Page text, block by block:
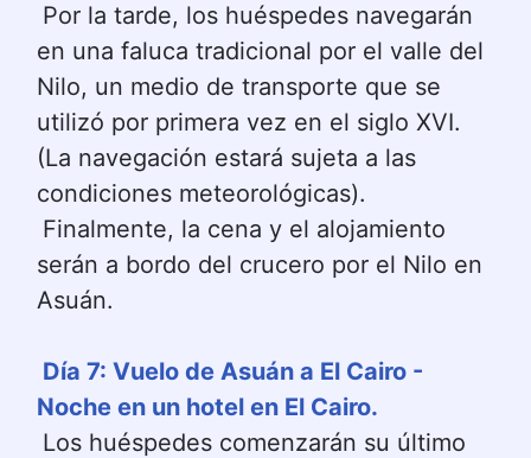
Por la tarde, los huéspedes navegarán
en una faluca tradicional por el valle del
Nilo, un medio de transporte que se
utilizó por primera vez en el siglo XVI.
(La navegación estará sujeta a las
condiciones meteorológicas).
Finalmente, la cena y el alojamiento
serán a bordo del crucero por el Nilo en
Asuán.
Día 7: Vuelo de Asuán a El Cairo -
Noche en un hotel en El Cairo.
Los huéspedes comenzarán su último